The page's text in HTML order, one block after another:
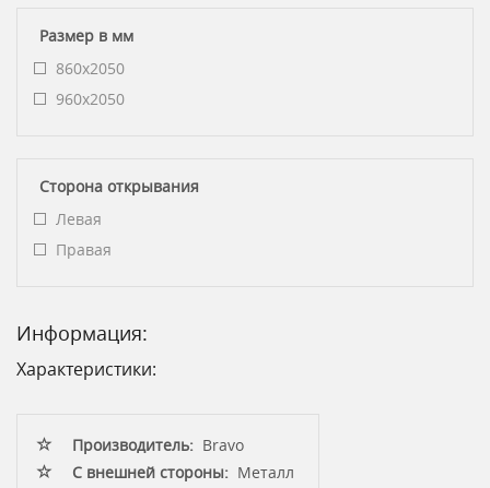
Размер в мм
860x2050
960x2050
Сторона открывания
Левая
Правая
Информация:
Характеристики:
Производитель: Bravo
С внешней стороны: Металл